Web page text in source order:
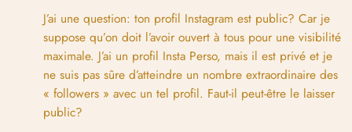
J’ai une question: ton profil Instagram est public? Car je
suppose qu’on doit l’avoir ouvert à tous pour une visibilité
maximale. J’ai un profil Insta Perso, mais il est privé et je
ne suis pas sûre d’atteindre un nombre extraordinaire des
« followers » avec un tel profil. Faut-il peut-être le laisser
public?